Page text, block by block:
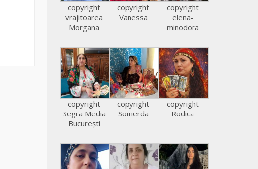
copyright
vrajitoarea
Morgana
copyright
Vanessa
copyright
elena-
minodora
copyright
Segra Media
București
copyright
Somerda
copyright
Rodica